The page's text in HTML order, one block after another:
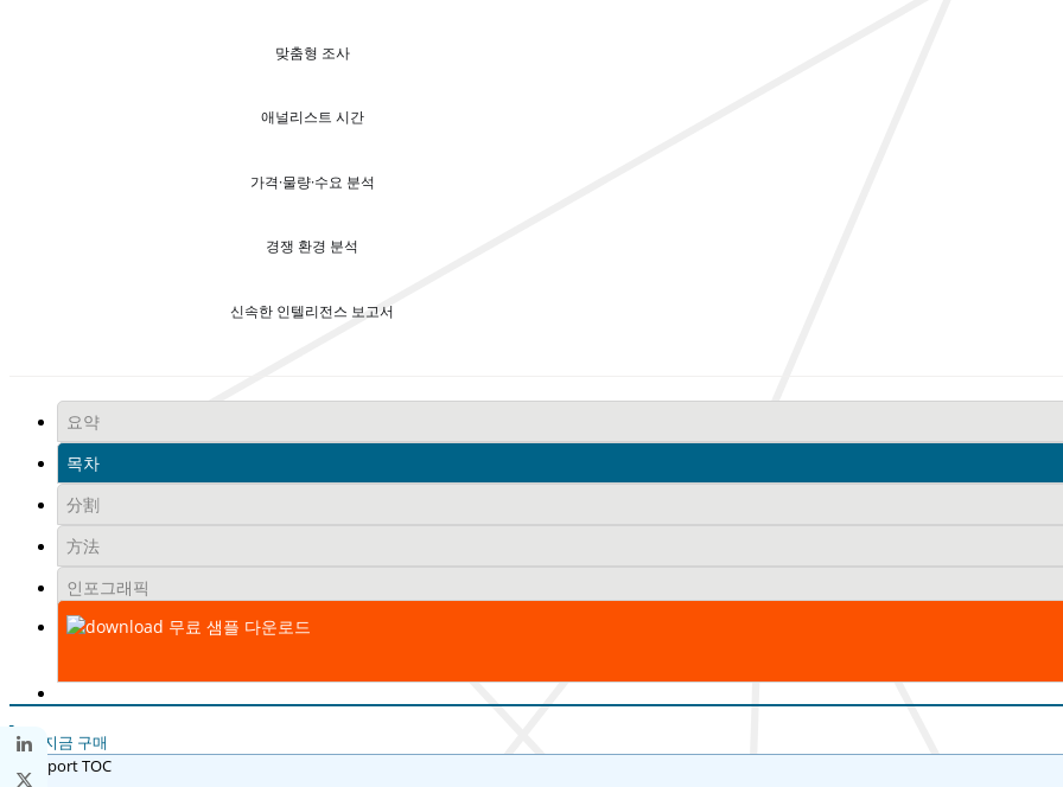
맞춤형 조사
애널리스트 시간
가격·물량·수요 분석
경쟁 환경 분석
신속한 인텔리전스 보고서
요약
목차
分割
方法
인포그래픽
무료 샘플 다운로드
지금 구매